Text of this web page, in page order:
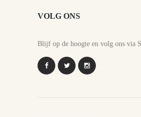
VOLG ONS
Blijf op de hoogte en volg ons via